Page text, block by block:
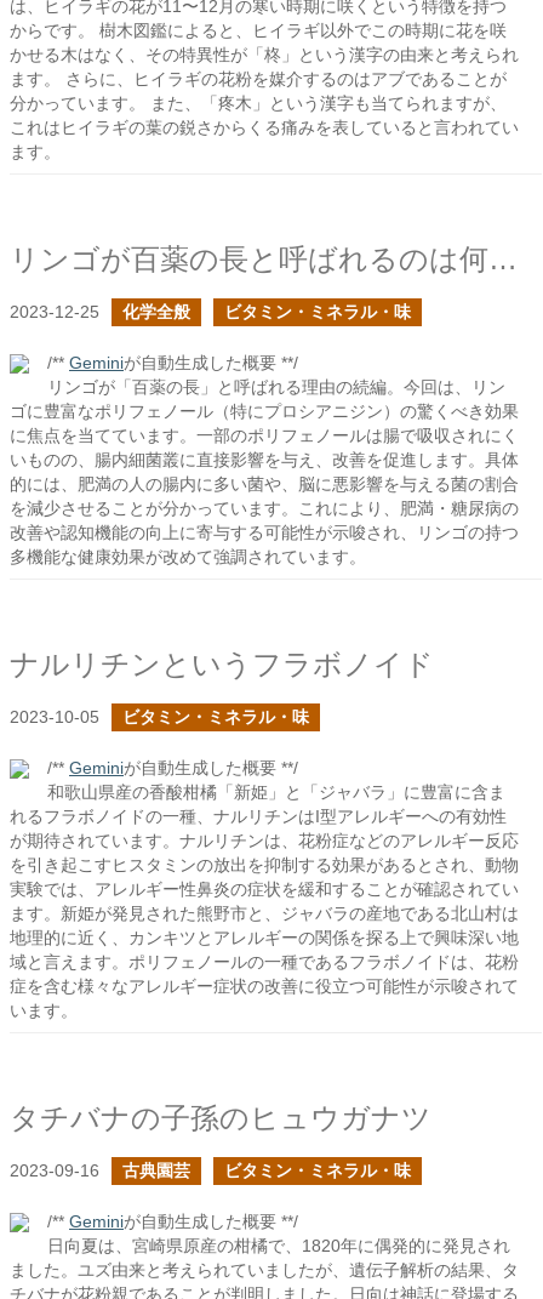
は、ヒイラギの花が11〜12月の寒い時期に咲くという特徴を持つ
からです。 樹木図鑑によると、ヒイラギ以外でこの時期に花を咲
かせる木はなく、その特異性が「柊」という漢字の由来と考えられ
ます。 さらに、ヒイラギの花粉を媒介するのはアブであることが
分かっています。 また、「疼木」という漢字も当てられますが、
これはヒイラギの葉の鋭さからくる痛みを表していると言われてい
ます。
リンゴが百薬の長と呼ばれるのは何故か？の続き
2023-12-25 化学全般 ビタミン・ミネラル・味
/** Geminiが自動生成した概要 **/
リンゴが「百薬の長」と呼ばれる理由の続編。今回は、リン
ゴに豊富なポリフェノール（特にプロシアニジン）の驚くべき効果
に焦点を当てています。一部のポリフェノールは腸で吸収されにく
いものの、腸内細菌叢に直接影響を与え、改善を促進します。具体
的には、肥満の人の腸内に多い菌や、脳に悪影響を与える菌の割合
を減少させることが分かっています。これにより、肥満・糖尿病の
改善や認知機能の向上に寄与する可能性が示唆され、リンゴの持つ
多機能な健康効果が改めて強調されています。
ナルリチンというフラボノイド
2023-10-05 ビタミン・ミネラル・味
/** Geminiが自動生成した概要 **/
和歌山県産の香酸柑橘「新姫」と「ジャバラ」に豊富に含ま
れるフラボノイドの一種、ナルリチンはI型アレルギーへの有効性
が期待されています。ナルリチンは、花粉症などのアレルギー反応
を引き起こすヒスタミンの放出を抑制する効果があるとされ、動物
実験では、アレルギー性鼻炎の症状を緩和することが確認されてい
ます。新姫が発見された熊野市と、ジャバラの産地である北山村は
地理的に近く、カンキツとアレルギーの関係を探る上で興味深い地
域と言えます。ポリフェノールの一種であるフラボノイドは、花粉
症を含む様々なアレルギー症状の改善に役立つ可能性が示唆されて
います。
タチバナの子孫のヒュウガナツ
2023-09-16 古典園芸 ビタミン・ミネラル・味
/** Geminiが自動生成した概要 **/
日向夏は、宮崎県原産の柑橘で、1820年に偶発的に発見され
ました。ユズ由来と考えられていましたが、遺伝子解析の結果、タ
チバナが花粉親であることが判明しました。日向は神話に登場する